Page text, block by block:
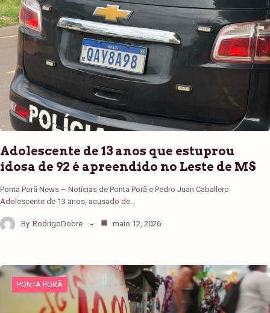
Adolescente de 13 anos que estuprou
idosa de 92 é apreendido no Leste de MS
Ponta Porã News – Notícias de Ponta Porã e Pedro Juan Caballero
Adolescente de 13 anos, acusado de…
By RodrigoDobre maio 12, 2026
PONTA PORÃ